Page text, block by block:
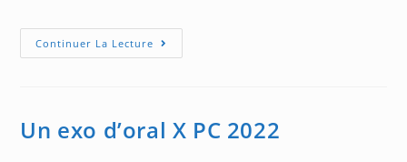
Continuer La Lecture Exercices
Sur
02
Un exo d’oral X PC 2022